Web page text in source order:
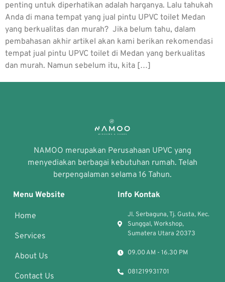
penting untuk diperhatikan adalah harganya. Lalu tahukah
Anda di mana tempat yang jual pintu UPVC toilet Medan
yang berkualitas dan murah? Jika belum tahu, dalam
pembahasan akhir artikel akan kami berikan rekomendasi
tempat jual pintu UPVC toilet di Medan yang berkualitas
dan murah. Namun sebelum itu, kita […]
NAMOO merupakan Perusahaan UPVC yang
menyediakan berbagai kebutuhan rumah. Telah
berpengalaman selama 16 Tahun.
Menu Website
Home
Services
About Us
Contact Us
Info Kontak
Jl. Serbaguna, Tj. Gusta, Kec.
Sunggal, Workshop,
Sumatera Utara 20373
09.00 AM - 16.30 PM
081219931701